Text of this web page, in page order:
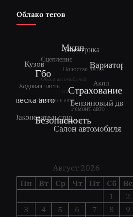
Облако тегов
Август 2026
Пн
Вт Ср Чт Пт Сб
Вс
1
2
3
4 5 6 7 8 9